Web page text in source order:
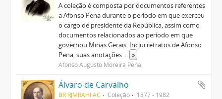
A coleção é composta por documentos referentes
a Afonso Pena durante o período em que exerceu
o cargo de presidente da República, assim como
documentos relacionados ao período em que
governou Minas Gerais. Inclui retratos de Afonso
Pena, suas anotações ... »
Afonso Augusto Moreira Pena
Álvaro de Carvalho
BR RJMRAHI AC Coleção 1877 - 1982